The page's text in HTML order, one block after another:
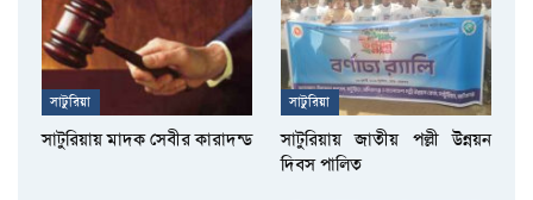
সাটুরিয়া
সাটুরিয়ায় মাদক সেবীর কারাদন্ড
সাটুরিয়া
সাটুরিয়ায় জাতীয় পল্লী উন্নয়ন
দিবস পালিত